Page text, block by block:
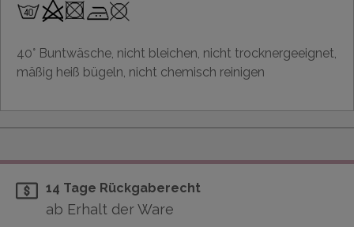
40° Buntwäsche, nicht bleichen, nicht trocknergeeignet,
mäßig heiß bügeln, nicht chemisch reinigen
14 Tage Rückgaberecht
ab Erhalt der Ware